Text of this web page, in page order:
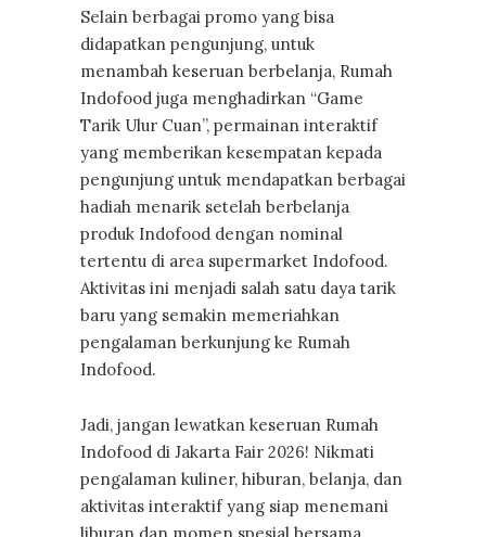
Selain berbagai promo yang bisa
didapatkan pengunjung, untuk
menambah keseruan berbelanja, Rumah
Indofood juga menghadirkan “Game
Tarik Ulur Cuan”, permainan interaktif
yang memberikan kesempatan kepada
pengunjung untuk mendapatkan berbagai
hadiah menarik setelah berbelanja
produk Indofood dengan nominal
tertentu di area supermarket Indofood.
Aktivitas ini menjadi salah satu daya tarik
baru yang semakin memeriahkan
pengalaman berkunjung ke Rumah
Indofood.
Jadi, jangan lewatkan keseruan Rumah
Indofood di Jakarta Fair 2026! Nikmati
pengalaman kuliner, hiburan, belanja, dan
aktivitas interaktif yang siap menemani